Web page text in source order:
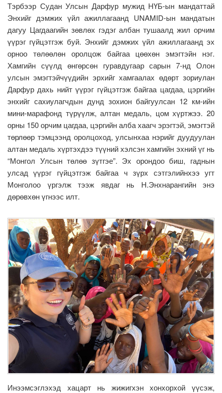
Тэрбээр Судан Улсын Дарфур мужид НҮБ-ын мандаттай
Энхийг дэмжих үйл ажиллагаанд UNAMID-ын мандатын
дагуу Цагдаагийн зөвлөх гэдэг албан тушаалд жил орчим
үүрэг гүйцэтгэж буй. Энхийг дэмжих үйл ажиллагаанд эх
орноо төлөөлөн оролцож байгаа цөөхөн эмэгтэйн нэг.
Хамгийн сүүлд өнгөрсөн гуравдугаар сарын 7-нд Олон
улсын эмэгтэйчүүдийн эрхийг хамгаалах өдөрт зориулан
Дарфур дахь нийт үүрэг гүйцэтгэж байгаа цагдаа, цэргийн
энхийг сахиулагчдын дунд зохион байгуулсан 12 км-ийн
мини-марафонд түрүүлж, алтан медаль, цом хүртжээ. 20
орны 150 орчим цагдаа, цэргийн алба хаагч эрэгтэй, эмэгтэй
төрлөөр тэмцээнд оролцоход, улсынхаа нэрийг дуудуулан
алтан медаль хүртэхдээ түүний хэлсэн хамгийн эхний үг нь
“Монгол Улсын төлөө зүтгэе”. Эх орондоо биш, гаднын
улсад үүрэг гүйцэтгэж байгаа ч зүрх сэтгэлийнхээ угт
Монголоо үргэлж тээж явдаг нь Н.Энхнарангийн энэ
дөрөвхөн үгнээс илт.
Инээмсэглэхэд хацарт нь жижигхэн хонхорхой үүсэж,